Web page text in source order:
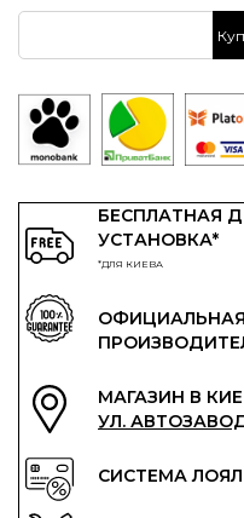
БЕСПЛАТНАЯ
УСТАНОВКА*
*ДЛЯ КИЕВА
МАГАЗИН В
УЛ.
СИСТЕМА